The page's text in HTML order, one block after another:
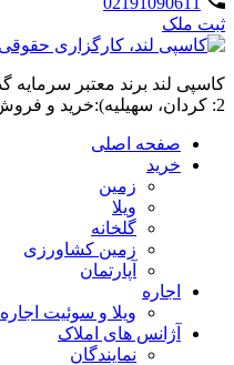
ثبت ملک
2: کردان، سهیلیه):خرید و فروش ،رهن و اجاره
صفحه اصلی
خرید
زمین
ویلا
گلخانه
زمین کشاورزی
آپارتمان
اجاره
ویلا و سوئیت اجاره
آژانس های املاک
نمایندگان